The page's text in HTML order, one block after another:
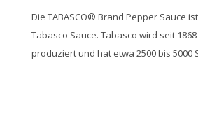
Die TABASCO® Brand Pepper Sauce
Tabasco Sauce. Tabasco wird seit
produziert und hat etwa 2500 bis 5000